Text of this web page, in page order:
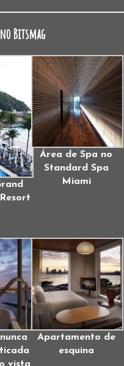
Bitsmag
Área de Spa no
Standard Spa
Miami
Apartamento de
esquina